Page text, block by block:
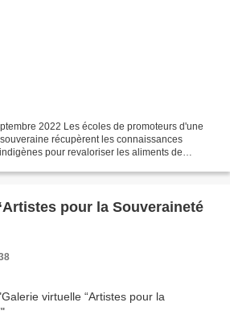
2022 Les écoles de promoteurs d'une
récupèrent les connaissances
pour revaloriser les aliments de
pour la Souveraineté